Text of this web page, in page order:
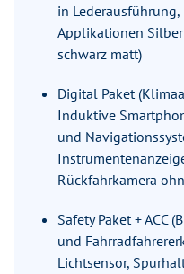
in
Applikationen Silber
schwarz matt)
Digital Paket
Induktive
und
Rückfahrkamera
Safety Paket + ACC
und
Lichtsensor,